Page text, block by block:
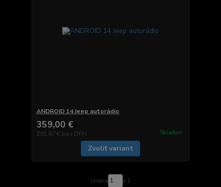
ANDROID 14 Jeep autorádio
359,00 €
291,87 € bez DPH Skladom
Zvoliť variant
strana z 1